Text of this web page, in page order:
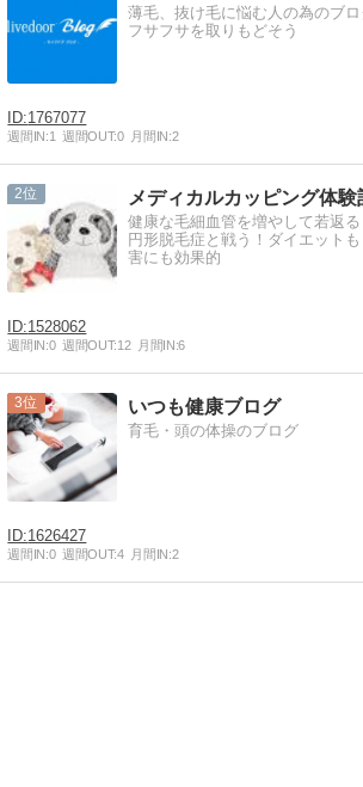
薄毛、抜け毛に悩む人の為のブ
フサフサを取りもどそう
1767077
週間IN:1 週間OUT:0 月間IN:2
2 メディカルカッピング体験
健康な毛細血管を増やして若返
円形脱毛症と戦う！ダイエット
害にも効果的
1528062
週間IN:0 週間OUT:12 月間IN:6
3 いつも健康ブログ
育毛・頭の体操のブログ
1626427
週間IN:0 週間OUT:4 月間IN:2